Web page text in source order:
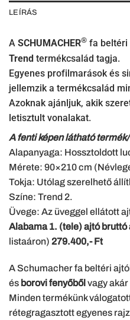
LEÍRÁS
A SCHUMACHER® fa beltéri
Trend termékcsalád tagja.
Egyenes profilmarások és
jellemzik a termékcsalád
Azoknak ajánljuk, akik
letisztult vonalakat.
A fenti képen látható
Alapanyaga: Hossztoldott
Mérete: 90×210 cm
Tokja: Utólag szerelhető
Színe: Trend 2.
Üvege: Az üveggel ellátott
Alabama 1. (tele) ajtó bruttó
listaáron) 279.400,- Ft
A Schumacher fa beltéri
és borovi fenyőből vagy akár
Minden termékünk
rétegragasztott egyenes